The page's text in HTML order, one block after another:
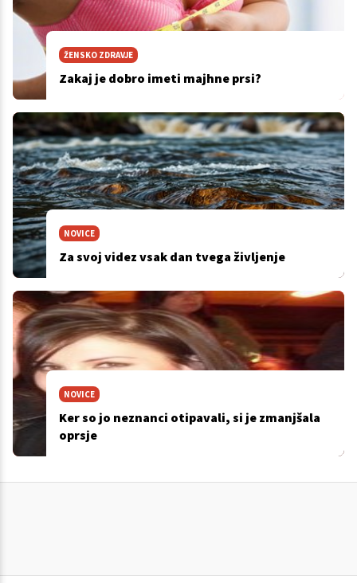
ŽENSKO ZDRAVJE
Zakaj je dobro imeti majhne prsi?
NOVICE
Za svoj videz vsak dan tvega življenje
NOVICE
Ker so jo neznanci otipavali, si je zmanjšala
oprsje